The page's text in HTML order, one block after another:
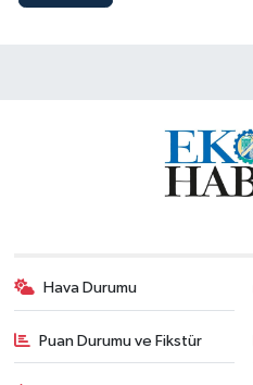
Hava Durumu
Puan Durumu ve Fikstür